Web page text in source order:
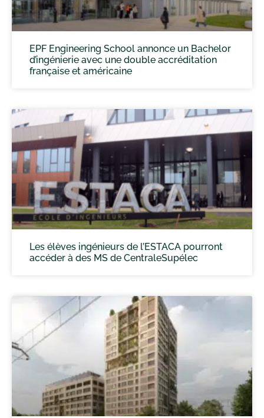
EPF Engineering School annonce un Bachelor
d’ingénierie avec une double accréditation
française et américaine
Les élèves ingénieurs de l’ESTACA pourront
accéder à des MS de CentraleSupélec